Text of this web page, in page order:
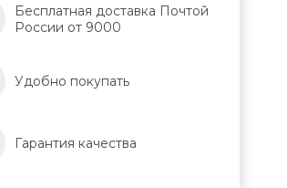
Бесплатная доставка Почтой
России от 9000
Удобно покупать
Гарантия качества